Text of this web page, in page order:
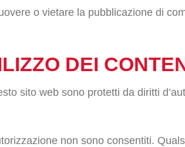
o vietare la pubblicazione di
DEI
sito web sono protetti da diritti
non sono consentiti.